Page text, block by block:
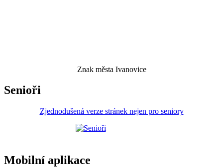
Znak města Ivanovice
Senioři
Zjednodušená verze stránek nejen pro seniory
Mobilní aplikace